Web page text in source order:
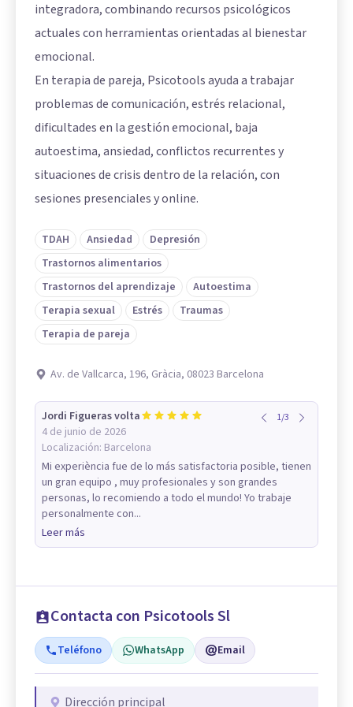
integradora, combinando recursos psicológicos
actuales con herramientas orientadas al bienestar
emocional.
En terapia de pareja, Psicotools ayuda a trabajar
problemas de comunicación, estrés relacional,
dificultades en la gestión emocional, baja
autoestima, ansiedad, conflictos recurrentes y
situaciones de crisis dentro de la relación, con
sesiones presenciales y online.
TDAH Ansiedad
Depresión
Trastornos alimentarios
Trastornos del aprendizaje
Autoestima
Terapia sexual
Estrés
Traumas
Terapia de pareja
Av. de Vallcarca, 196, Gràcia, 08023 Barcelona
Jordi Figueras volta
4 de junio de 2026
Localización: Barcelona
1/3
Mi experiència fue de lo más satisfactoria posible, tienen
un gran equipo , muy profesionales y son grandes
personas, lo recomiendo a todo el mundo! Yo trabaje
personalmente con...
Leer más
Contacta con Psicotools Sl
Teléfono WhatsApp Email
Dirección principal